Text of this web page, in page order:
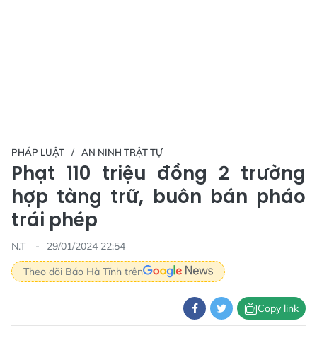
PHÁP LUẬT AN NINH TRẬT TỰ
Phạt 110 triệu đồng 2 trường
hợp tàng trữ, buôn bán pháo
trái phép
N.T
29/01/2024 22:54
Theo dõi Báo Hà Tĩnh trên
Copy link